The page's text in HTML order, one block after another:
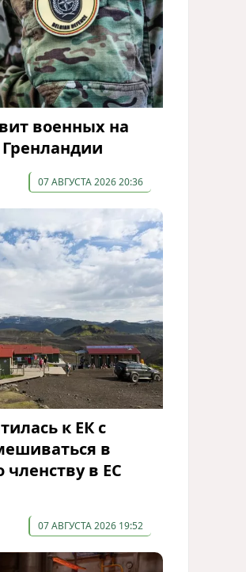
военных на
07 АВГУСТА 2026 20:36
к ЕК с
в
в ЕС
07 АВГУСТА 2026 19:52